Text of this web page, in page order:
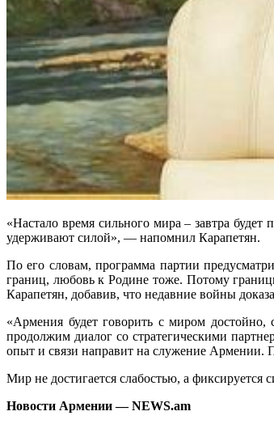
«Настало время сильного мира – завтра
удерживают силой», — напомнил Карапетян.
По его словам, программа партии
границ, любовь к Родине тоже. Потому
Карапетян, добавив, что недавние войны
«Армения будет говорить с миром
продолжим диалог со стратегическими
опыт и связи направит на служение Армении.
Мир не достигается слабостью, а
Новости Армении — NEWS.am